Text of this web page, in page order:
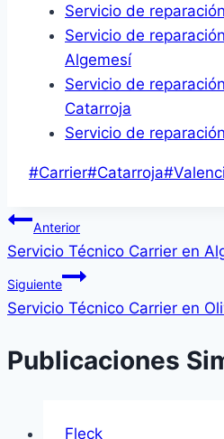
Servicio de
Servicio de
Algemesí
Servicio de
Catarroja
Servicio de
Etiquetas
la
entrada:
#Carrier#Catarroja#
Navegación
de
entradas
Anterior
Servicio Técnico Carrier en
Siguiente
Servicio Técnico Carrier en
Publicaciones
Fleck